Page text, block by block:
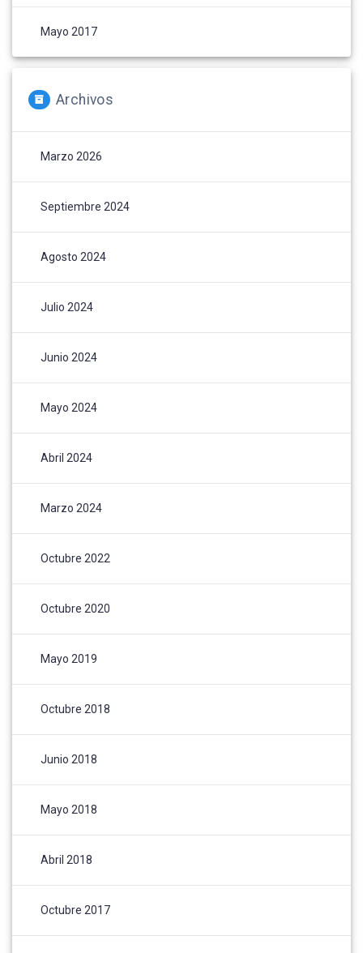
Mayo 2017
Archivos
Marzo 2026
Septiembre 2024
Agosto 2024
Julio 2024
Junio 2024
Mayo 2024
Abril 2024
Marzo 2024
Octubre 2022
Octubre 2020
Mayo 2019
Octubre 2018
Junio 2018
Mayo 2018
Abril 2018
Octubre 2017